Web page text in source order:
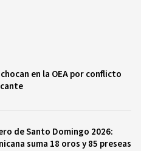
en la OEA por conflicto
de Santo Domingo 2026:
suma 18 oros y 85 preseas